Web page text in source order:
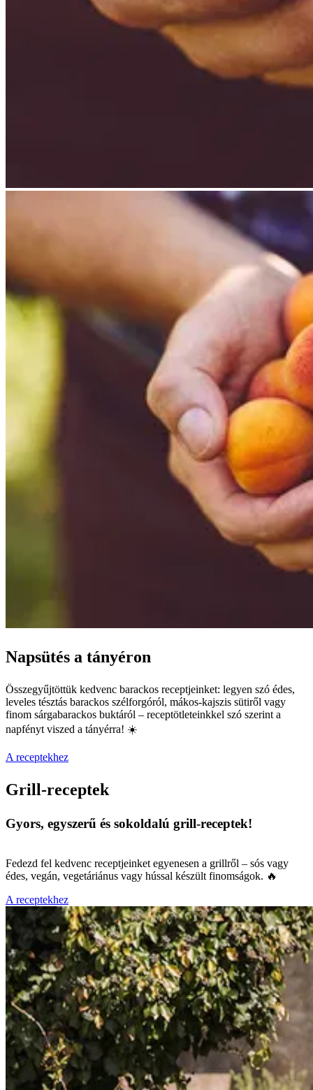
Napsütés a tányéron
Összegyűjtöttük kedvenc barackos receptjeinket: legyen szó édes,
leveles tésztás barackos szélforgóról, mákos-kajszis sütiről vagy
finom sárgabarackos buktáról – receptötleteinkkel szó szerint a
napfényt viszed a tányérra! ☀️
A receptekhez
Grill-receptek
Gyors, egyszerű és sokoldalú grill-receptek!
Fedezd fel kedvenc receptjeinket egyenesen a grillről – sós vagy
édes, vegán, vegetáriánus vagy hússal készült finomságok. 🔥
A receptekhez